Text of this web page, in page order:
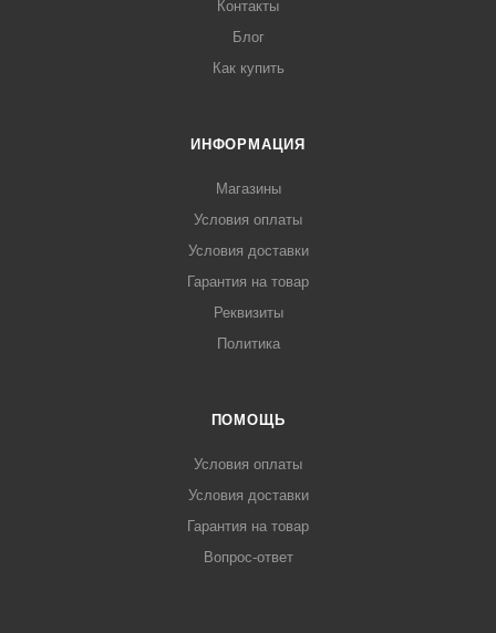
Контакты
Блог
Как купить
ИНФОРМАЦИЯ
Магазины
Условия оплаты
Условия доставки
Гарантия на товар
Реквизиты
Политика
ПОМОЩЬ
Условия оплаты
Условия доставки
Гарантия на товар
Вопрос-ответ